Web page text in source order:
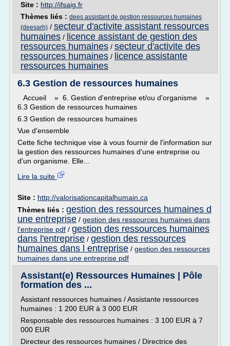
Site : http://ifsaig.fr
Thèmes liés : dees assistant de gestion ressources humaines
(deesarh) / secteur d'activite assistant ressources
humaines / licence assistant de gestion des
ressources humaines / secteur d'activite des
ressources humaines / licence assistante
ressources humaines
6.3 Gestion de ressources humaines
Accueil » 6. Gestion d'entreprise et/ou d'organisme »
6.3 Gestion de ressources humaines
6.3 Gestion de ressources humaines
Vue d'ensemble
Cette fiche technique vise à vous fournir de l'information sur
la gestion des ressources humaines d'une entreprise ou
d'un organisme. Elle...
Lire la suite
Site : http://valorisationcapitalhumain.ca
Thèmes liés : gestion des ressources humaines d
une entreprise / gestion des ressources humaines dans
l'entreprise pdf / gestion des ressources humaines
dans l'entreprise / gestion des ressources
humaines dans l entreprise / gestion des ressources
humaines dans une entreprise pdf
Assistant(e) Ressources Humaines | Pôle
formation des ...
Assistant ressources humaines / Assistante ressources
humaines : 1 200 EUR à 3 000 EUR
Responsable des ressources humaines : 3 100 EUR à 7
000 EUR
Directeur des ressources humaines / Directrice des